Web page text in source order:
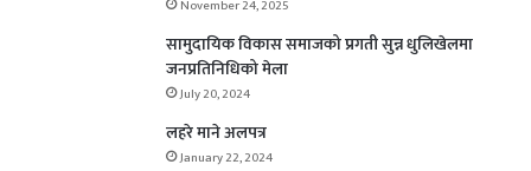
November 24, 2025
सामुदायिक विकास समाजको प्रगती सुन्न धुलिखेलमा
जनप्रतिनिधिको मेला
July 20, 2024
लहरे माने अलपत्र
January 22, 2024